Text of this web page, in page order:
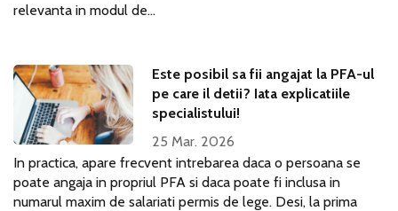
relevanta in modul de...
Este posibil sa fii angajat la PFA-ul
pe care il detii? Iata explicatiile
specialistului!
25 Mar. 2026
In practica, apare frecvent intrebarea daca o persoana se
poate angaja in propriul PFA si daca poate fi inclusa in
numarul maxim de salariati permis de lege. Desi, la prima